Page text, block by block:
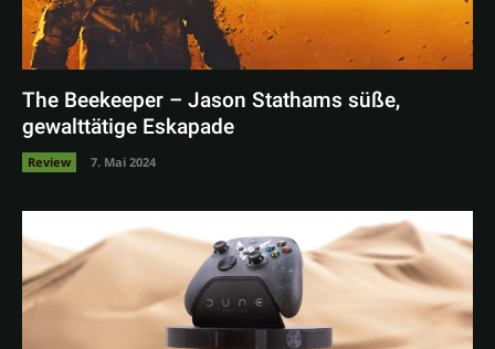
The Beekeeper – Jason Stathams süße,
gewalttätige Eskapade
Review 7. Mai 2024